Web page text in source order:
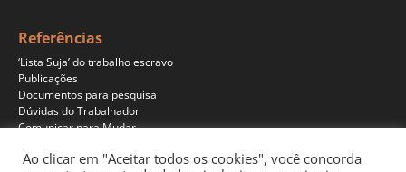
Referências
‘Lista Suja’ do trabalho escravo
Publicações
Documentos para pesquisa
Dúvidas do Trabalhador
Comunicar para Mudar
Ao clicar em "Aceitar todos os cookies", você concorda